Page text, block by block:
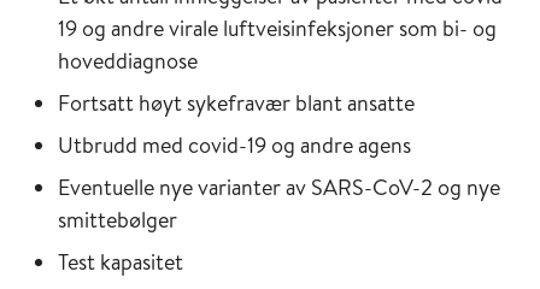
19 og andre virale luftveisinfeksjoner som bi- og
hoveddiagnose
Fortsatt høyt sykefravær blant ansatte
Utbrudd med covid-19 og andre agens
Eventuelle nye varianter av SARS-CoV-2 og nye
smittebølger
Test kapasitet